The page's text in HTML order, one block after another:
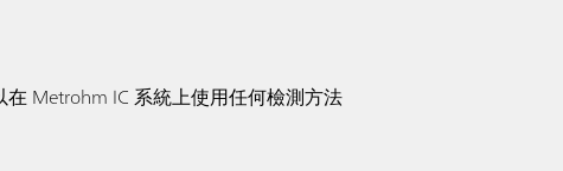
Metrohm IC 系統上使用任何檢測方法